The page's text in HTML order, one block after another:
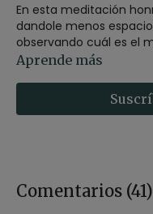
En esta meditación
dandole menos
observando cuál es el
este poderoso maestro.
Recomendaciones:
sentado sobre un
Aprende más
Comentarios (41)